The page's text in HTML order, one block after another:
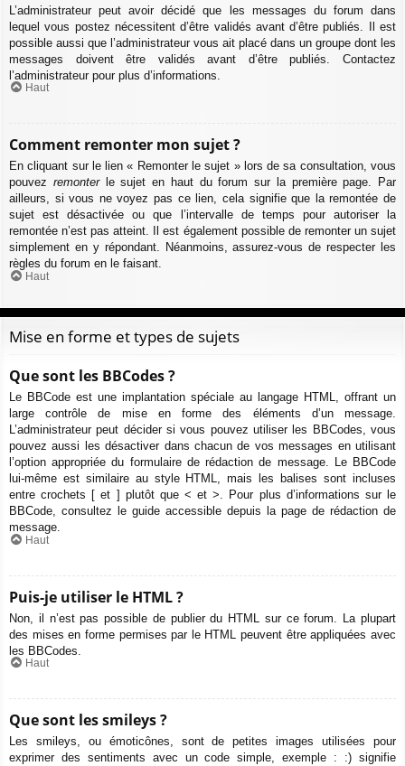
L’administrateur peut avoir décidé que les messages du forum dans
lequel vous postez nécessitent d’être validés avant d’être publiés. Il est
possible aussi que l’administrateur vous ait placé dans un groupe dont les
messages doivent être validés avant d’être publiés. Contactez
l’administrateur pour plus d’informations.
Haut
Comment remonter mon sujet ?
En cliquant sur le lien « Remonter le sujet » lors de sa consultation, vous
pouvez remonterle sujet en haut du forum sur la première page. Par
ailleurs, si vous ne voyez pas ce lien, cela signifie que la remontée de
sujet est désactivée ou que l’intervalle de temps pour autoriser la
remontée n’est pas atteint. Il est également possible de remonter un sujet
simplement en y répondant. Néanmoins, assurez-vous de respecter les
règles du forum en le faisant.
Haut
Mise en forme et types de sujets
Que sont les BBCodes ?
Le BBCode est une implantation spéciale au langage HTML, offrant un
large contrôle de mise en forme des éléments d’un message.
L’administrateur peut décider si vous pouvez utiliser les BBCodes, vous
pouvez aussi les désactiver dans chacun de vos messages en utilisant
l’option appropriée du formulaire de rédaction de message. Le BBCode
lui-même est similaire au style HTML, mais les balises sont incluses
entre crochets [ et ] plutôt que < et >. Pour plus d’informations sur le
BBCode, consultez le guide accessible depuis la page de rédaction de
message.
Haut
Puis-je utiliser le HTML ?
Non, il n’est pas possible de publier du HTML sur ce forum. La plupart
des mises en forme permises par le HTML peuvent être appliquées avec
les BBCodes.
Haut
Que sont les smileys ?
Les smileys, ou émoticônes, sont de petites images utilisées pour
exprimer des sentiments avec un code simple, exemple : :) signifie